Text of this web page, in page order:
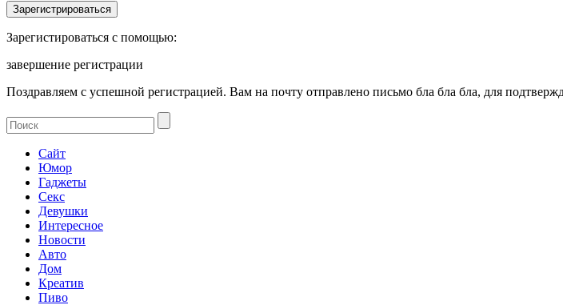
Зарегистироваться с помощью:
завершение регистрации
Поздравляем с успешной регистрацией. Вам на почту отправлено письмо бла бла бла, для
Сайт
Юмор
Гаджеты
Секс
Девушки
Интересное
Новости
Авто
Дом
Креатив
Пиво